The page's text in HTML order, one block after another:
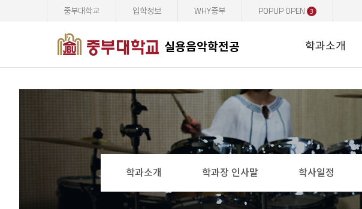
실용음악학전공
중부대학교 입학정보 WHY중부 POPUP OPEN 3
학과소개
학과소개 학과장 인사말 학사일정